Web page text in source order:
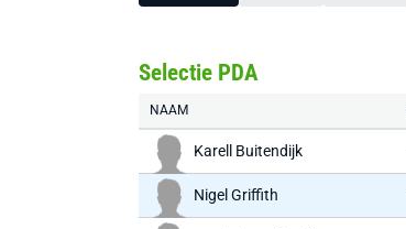
Selectie PDA
NAAM
Karell Buitendijk
Nigel Griffith